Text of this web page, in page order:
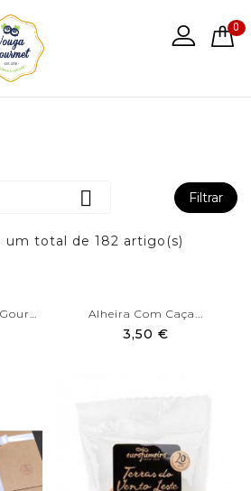
0
 Filtrar
um total de 182 artigo(s)
Alheira Com Caça...
3,50 €